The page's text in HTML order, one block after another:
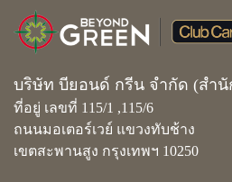
บริษัท บียอนด์ กรีน จำกัด (สำ
ที่อยู่ เลขที่ 115/1 ,115/6
ถนนมอเตอร์เวย์ แขวงทับช้าง
เขตสะพานสูง กรุงเทพฯ 10250